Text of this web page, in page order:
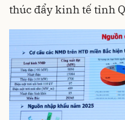
thúc đẩy kinh tế tỉnh